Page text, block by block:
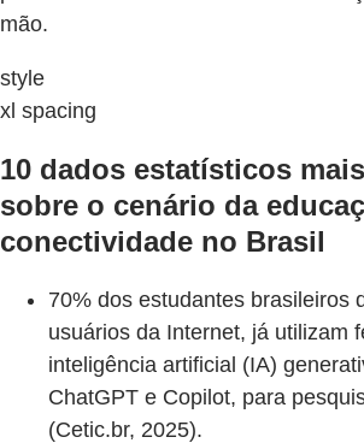
mão.
style
xl spacing
10 dados estatísticos
sobre o cenário da
conectividade no Brasil
70% dos estudantes brasileiros
usuários da Internet, já utilizam
inteligência artificial (IA)
ChatGPT e Copilot, para
(Cetic.br, 2025).